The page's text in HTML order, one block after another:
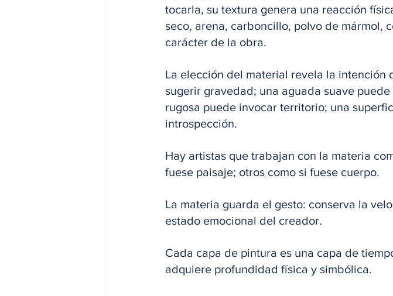
tocarla, su textura genera una reacción
seco, arena, carboncillo, polvo de mármol,
carácter de la obra.
La elección del material revela la intención
sugerir gravedad; una aguada suave
rugosa puede invocar territorio; una
introspección.
Hay artistas que trabajan con la materia
fuese paisaje; otros como si fuese cuerpo.
La materia guarda el gesto: conserva la
estado emocional del creador.
Cada capa de pintura es una capa de
adquiere profundidad física y simbólica.